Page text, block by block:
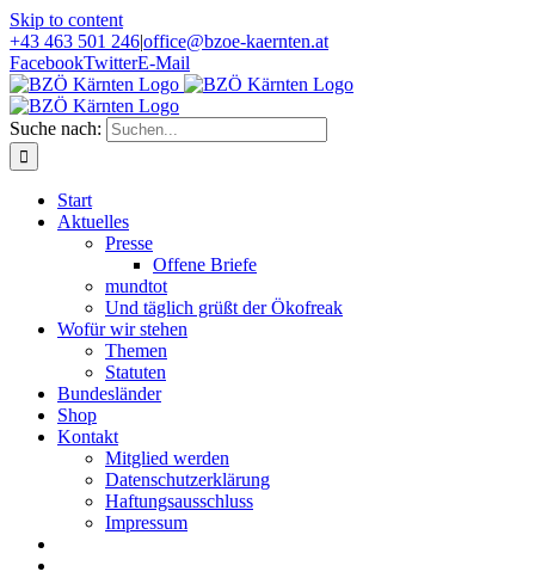
Skip to content
+43 463 501 246|office@bzoe-kaernten.at
FacebookTwitterE-Mail
Suche nach:
Start
Aktuelles
Presse
Offene Briefe
mundtot
Und täglich grüßt der Ökofreak
Wofür wir stehen
Themen
Statuten
Bundesländer
Shop
Kontakt
Mitglied werden
Datenschutzerklärung
Haftungsausschluss
Impressum